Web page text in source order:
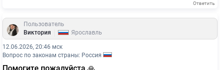
Ответить
Пользователь
Виктория
Ярославль
12.06.2026, 20:46 мск
Вопрос по законам страны: Россия